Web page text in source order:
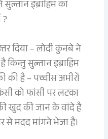
इब्राहिम का
दिया – लोदी कुनबे ने
सुल्तान इब्राहिम
है – पच्चीस अमीरों
को फांसी पर लटका
खुद की जान के वांदे है
से मदद मांगने भेजा है।